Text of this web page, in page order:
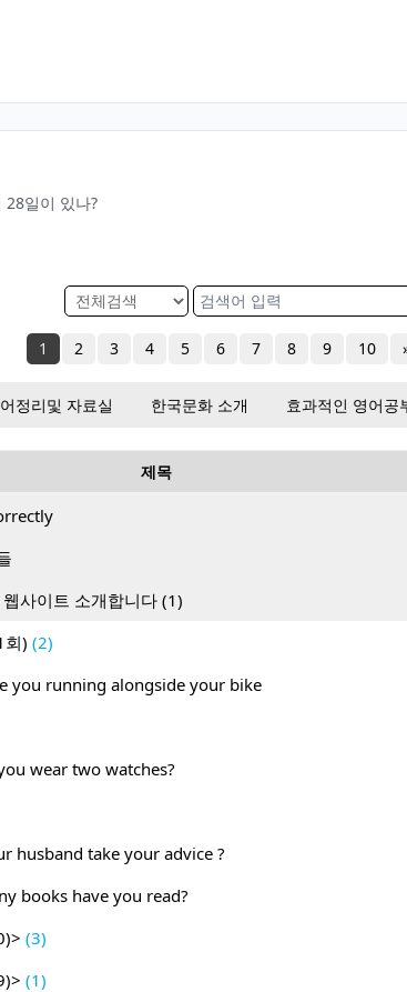
일이 있나?
1 2 3 4 5 6 7 8 9 10
정리및 자료실 한국문화 소개 효과적인 영어공
제목
사이트 소개합니다 (1)
회) (2)
you running alongside your bike
wear two watches?
husband take your advice ?
books have you read?
(3)
(1)